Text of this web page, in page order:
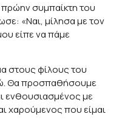
πρώην συμπαίκτη του
«Ναι, μίλησα με τον
είπε να πάμε
στους φίλους του
Θα προσπαθήσουμε
ενθουσιασμένος με
χαρούμενος που είμαι